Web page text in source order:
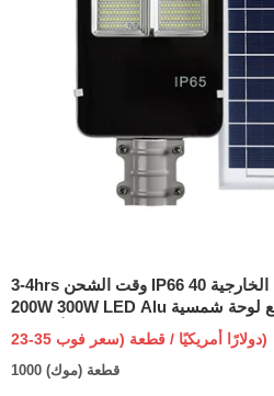
3-4hrs وقت الشحن IP66 الإضاءة الخارجية 40W 60W 100W
200W 300W LED Alu مصباح ضوء الفيضانات مع لوحة شمسية
أحادية 6V 5000K 6500K 7000K 8000K
23-35 دولارًا أمريكيًا / قطعة (سعر فوب)
1000 قطعة (موك)